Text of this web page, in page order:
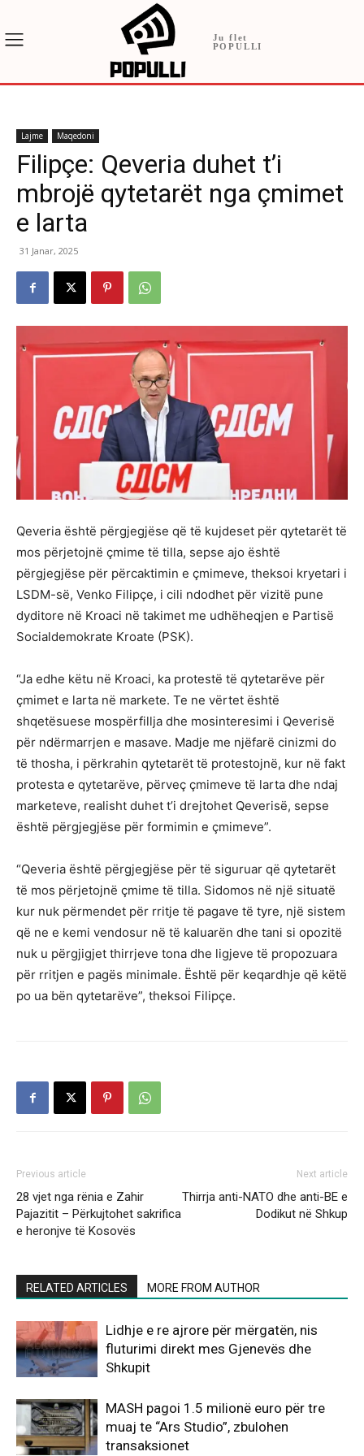
Ju flet
POPULLI
Lajme Maqedoni
Filipçe: Qeveria duhet t’i
mbrojë qytetarët nga çmimet
e larta
31 Janar, 2025
Qeveria është përgjegjëse që të kujdeset për qytetarët të
mos përjetojnë çmime të tilla, sepse ajo është
përgjegjëse për përcaktimin e çmimeve, theksoi kryetari i
LSDM-së, Venko Filipçe, i cili ndodhet për vizitë pune
dyditore në Kroaci në takimet me udhëheqjen e Partisë
Socialdemokrate Kroate (PSK).
“Ja edhe këtu në Kroaci, ka protestë të qytetarëve për
çmimet e larta në markete. Te ne vërtet është
shqetësuese mospërfillja dhe mosinteresimi i Qeverisë
për ndërmarrjen e masave. Madje me njëfarë cinizmi do
të thosha, i përkrahin qytetarët të protestojnë, kur në fakt
protesta e qytetarëve, përveç çmimeve të larta dhe ndaj
marketeve, realisht duhet t’i drejtohet Qeverisë, sepse
është përgjegjëse për formimin e çmimeve”.
“Qeveria është përgjegjëse për të siguruar që qytetarët
të mos përjetojnë çmime të tilla. Sidomos në një situatë
kur nuk përmendet për rritje të pagave të tyre, një sistem
që ne e kemi vendosur në të kaluarën dhe tani si opozitë
nuk u përgjigjet thirrjeve tona dhe ligjeve të propozuara
për rritjen e pagës minimale. Është për keqardhje që këtë
po ua bën qytetarëve”, theksoi Filipçe.
Previous article
28 vjet nga rënia e Zahir
Pajazitit – Përkujtohet sakrifica
e heronjve të Kosovës
Next article
Thirrja anti-NATO dhe anti-BE e
Dodikut në Shkup
RELATED ARTICLES MORE FROM AUTHOR
Lidhje e re ajrore për mërgatën, nis
fluturimi direkt mes Gjenevës dhe
Shkupit
MASH pagoi 1.5 milionë euro për tre
muaj te “Ars Studio”, zbulohen
transaksionet